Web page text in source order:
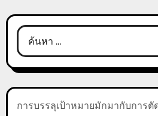
ค้นหา
สำหรับ:
การบรรลุเป้าหมายมักมากับการตั